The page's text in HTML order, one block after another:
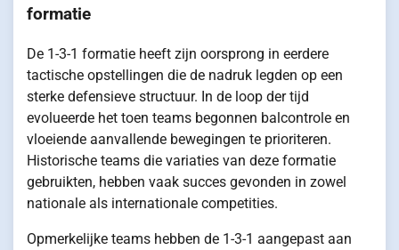
formatie
De 1-3-1 formatie heeft zijn oorsprong in eerdere
tactische opstellingen die de nadruk legden op een
sterke defensieve structuur. In de loop der tijd
evolueerde het toen teams begonnen balcontrole en
vloeiende aanvallende bewegingen te prioriteren.
Historische teams die variaties van deze formatie
gebruikten, hebben vaak succes gevonden in zowel
nationale als internationale competities.
Opmerkelijke teams hebben de 1-3-1 aangepast aan